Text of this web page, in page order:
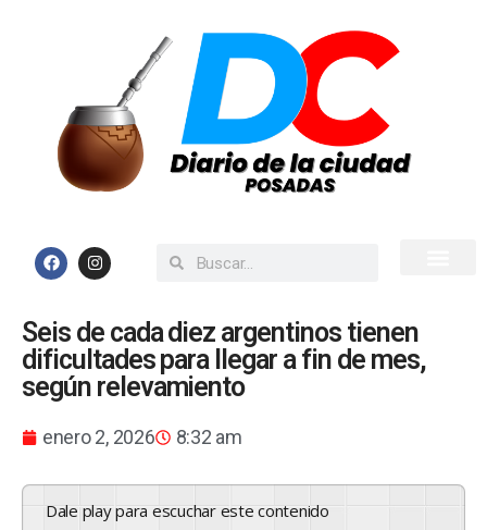
Seis de cada diez argentinos tienen
dificultades para llegar a fin de mes,
según relevamiento
enero 2, 2026 8:32 am
Dale play para escuchar este contenido